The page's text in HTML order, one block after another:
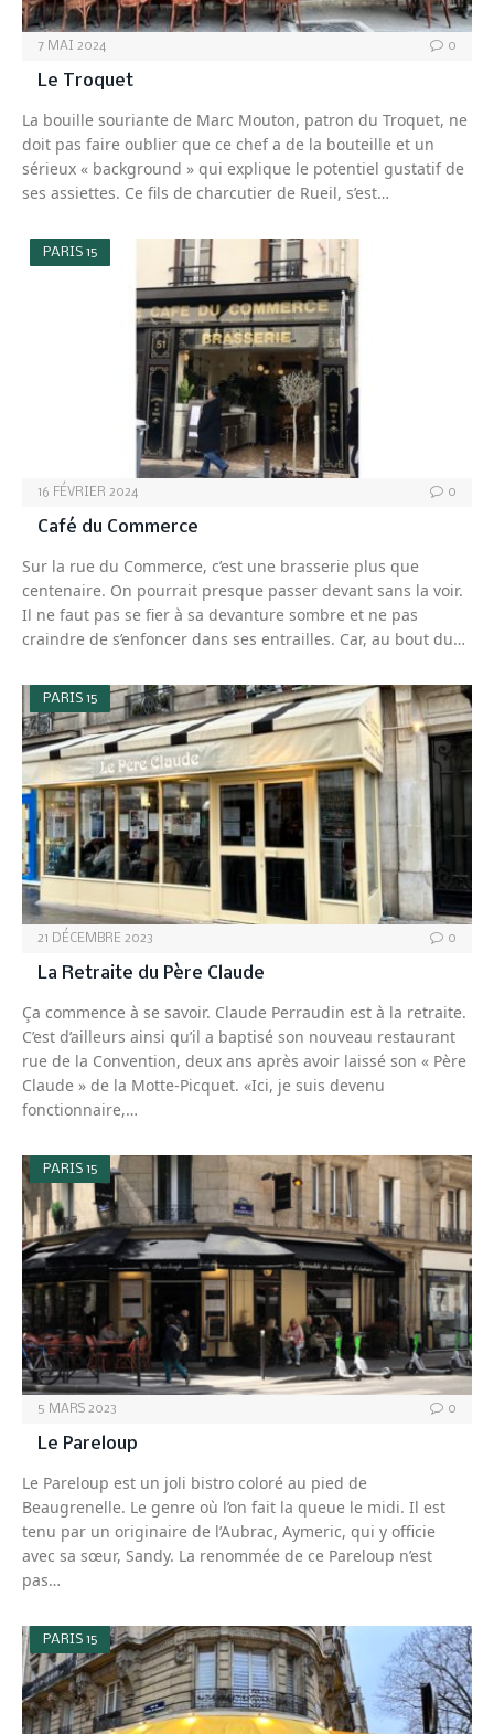
7 MAI 2024 0
Le Troquet
La bouille souriante de Marc Mouton, patron du Troquet, ne
doit pas faire oublier que ce chef a de la bouteille et un
sérieux « background » qui explique le potentiel gustatif de
ses assiettes. Ce fils de charcutier de Rueil, s’est…
PARIS 15
16 FÉVRIER 2024 0
Café du Commerce
Sur la rue du Commerce, c’est une brasserie plus que
centenaire. On pourrait presque passer devant sans la voir.
Il ne faut pas se fier à sa devanture sombre et ne pas
craindre de s’enfoncer dans ses entrailles. Car, au bout du…
PARIS 15
21 DÉCEMBRE 2023 0
La Retraite du Père Claude
Ça commence à se savoir. Claude Perraudin est à la retraite.
C’est d’ailleurs ainsi qu’il a baptisé son nouveau restaurant
rue de la Convention, deux ans après avoir laissé son « Père
Claude » de la Motte-Picquet. «Ici, je suis devenu
fonctionnaire,…
PARIS 15
5 MARS 2023 0
Le Pareloup
Le Pareloup est un joli bistro coloré au pied de
Beaugrenelle. Le genre où l’on fait la queue le midi. Il est
tenu par un originaire de l’Aubrac, Aymeric, qui y officie
avec sa sœur, Sandy. La renommée de ce Pareloup n’est
pas…
PARIS 15